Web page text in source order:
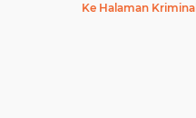
Ke Halaman Kriminal